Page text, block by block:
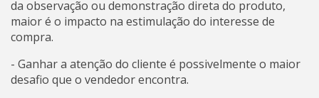
da observação ou demonstração direta do produto,
maior é o impacto na estimulação do interesse de
compra.
- Ganhar a atenção do cliente é possivelmente o maior
desafio que o vendedor encontra.